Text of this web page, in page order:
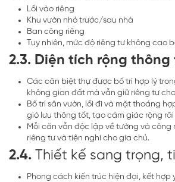
Lối vào riêng
Khu vườn nhỏ trước/sau nhà
Ban công riêng
Tuy nhiên, mức độ riêng tư không cao
2.3. Diện tích rộng
Các căn biệt thự được bố trí hợp lý
không gian đất mà vẫn giữ riêng tư
Bố trí sân vườn, lối đi và mặt thoáng
gió lưu thông tốt, tạo cảm giác rộng
Mỗi căn vẫn độc lập về tường và công
riêng tư và tiện nghi cho gia chủ.
2.4. Thiết kế sang trọng,
Phong cách kiến trúc hiện đại, kết hợp